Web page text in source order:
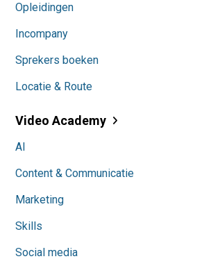
Opleidingen
Incompany
Sprekers boeken
Locatie & Route
Video Academy
AI
Content & Communicatie
Marketing
Skills
Social media